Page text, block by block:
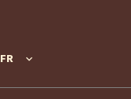
FR